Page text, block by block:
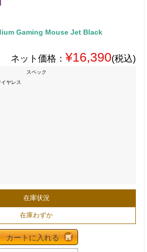
Gaming Mouse Jet Black
ネット価格： ¥16,390(税込)
スペック
ヤレス
在庫状況
在庫わずか
カートに入れる